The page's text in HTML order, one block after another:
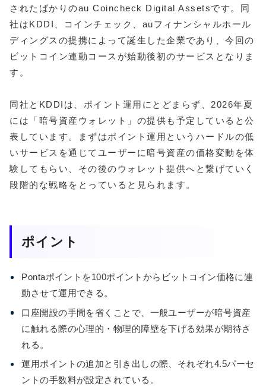
されたばかりのau Coincheck Digital Assetsです。同
社はKDDI、コインチェック、auフィナンシャルホール
ディングスの提携によって誕生した企業であり、今回の
ビットコイン連動コースが始動後初のサービスとなりま
す。
同社とKDDIは、ポイント運用にとどまらず、2026年夏
には「暗号資産ウォレット」の提供も予定していると公
表しています。まずはポイント運用というハードルの低
いサービスを通じてユーザーに暗号資産の価格変動を体
験してもらい、その後のウォレット提供へと繋げていく
段階的な戦略をとっていると見られます。
ポイント
Pontaポイントを100ポイントからビットコイン価格に連
動させて運用できる。
口座開設の手間を省くことで、一般ユーザーが暗号資産
に触れる際の心理的・物理的障壁を下げる効果が期待さ
れる。
運用ポイントの追加と引き出しの際、それぞれ4.5パーセ
ントの手数料が設定されている。